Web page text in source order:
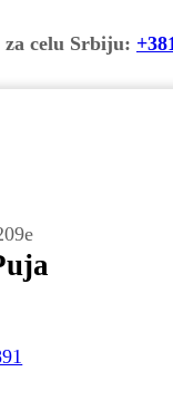
celu Srbiju: